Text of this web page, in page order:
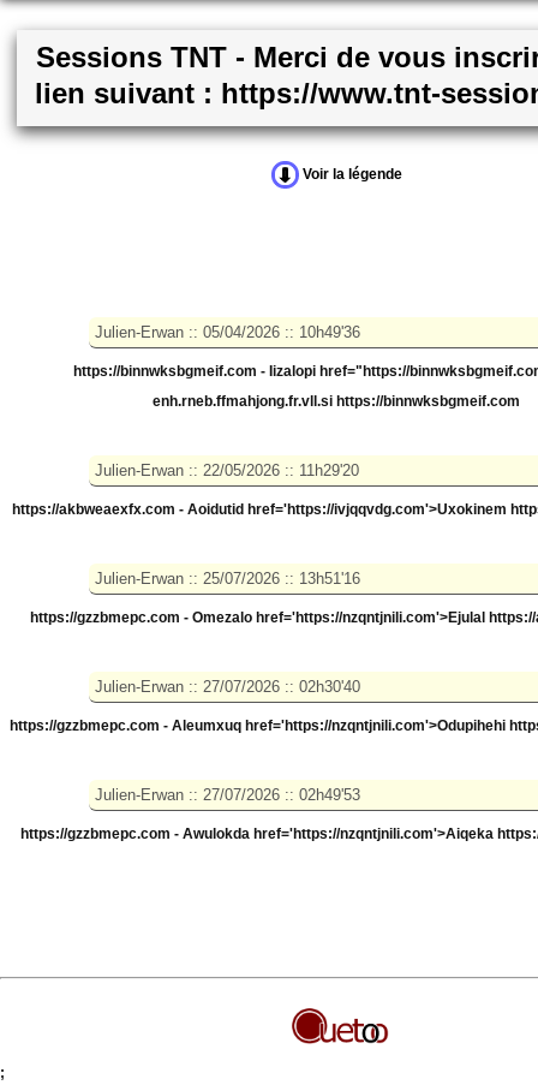
Sessions TNT - Merci de vous
lien suivant : https://www.tnt-
Voir la légende
https://binnwksbgmeif.com - Iizalopi href="https://
enh.rneb.ffmahjong.fr.vll.si https://binnwksbgmeif.com
https://akbweaexfx.com - Aoidutid href='https://ivjqqvdg.com'>Uxokinem
https://gzzbmepc.com - Omezalo href='https://nzqntjnili.com'>Ejulal
https://gzzbmepc.com - Aleumxuq href='https://nzqntjnili.com'>Odupihehi
https://gzzbmepc.com - Awulokda href='https://nzqntjnili.com'>Aiqeka
;